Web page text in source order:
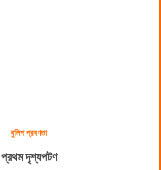
বুলিশ প্রবণতা
প্রথম দৃশ্যপটণ